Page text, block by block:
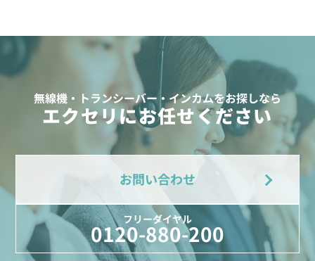
無線機・トランシーバー・インカムをお探しなら
エクセリにお任せください
お問い合わせ
フリーダイヤル
0120-880-200